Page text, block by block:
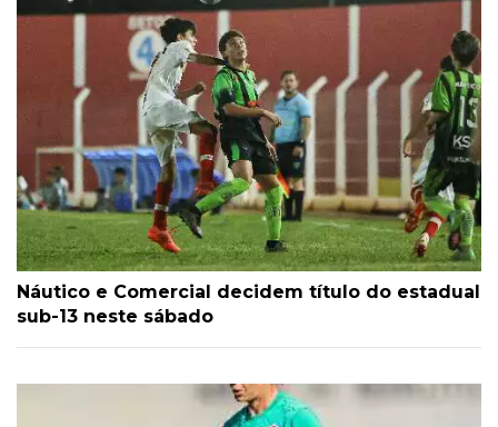
Náutico e Comercial decidem título do estadual
sub-13 neste sábado